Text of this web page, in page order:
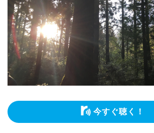
今すぐ聴く！